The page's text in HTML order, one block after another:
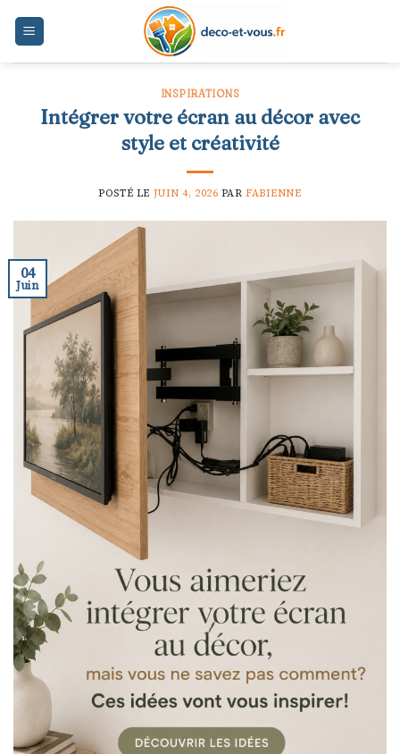
INSPIRATIONS
Intégrer votre écran au décor avec
style et créativité
POSTÉ LE JUIN 4, 2026 PARFABIENNE
04
Juin